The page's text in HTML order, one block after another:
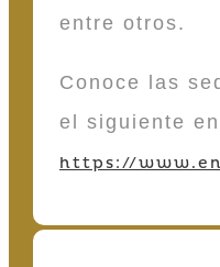
entre otros.
Conoce las
el siguiente
https://